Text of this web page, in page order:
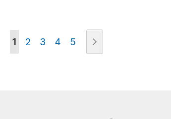
Attualmente stai leggendo la pagina
1 Pagina
2 Pagina
3 Pagina
4 Pagina
5